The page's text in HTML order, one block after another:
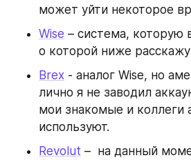
может уйти некоторое
Wise – система, которую
о которой ниже
Brex - аналог Wise, но
лично я не заводил
мои знакомые и коллеги
используют.
Revolut –  на данный